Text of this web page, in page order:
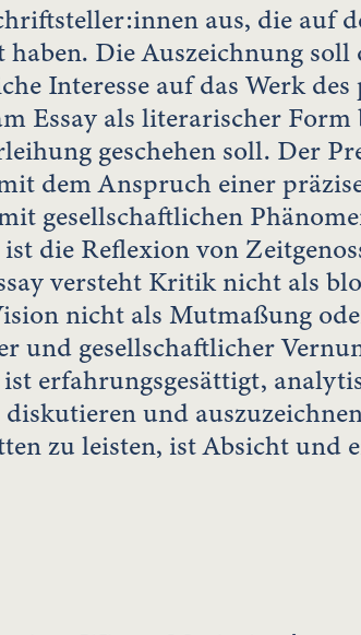
aus, die auf
haben. Die Auszeichnung
Interesse auf das Werk
Essay als literarischer Form
geschehen soll. Der
dem Anspruch einer
gesellschaftlichen
die Reflexion von
versteht Kritik nicht als
nicht als Mutmaßung
und gesellschaftlicher
erfahrungsgesättigt,
und
zu leisten, ist Absicht und